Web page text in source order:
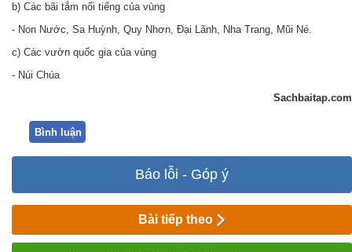
b) Các bãi tắm nổi tiếng của vùng
- Non Nước, Sa Huỳnh, Quy Nhơn, Đại Lãnh, Nha Trang, Mũi Né.
c) Các vườn quốc gia của vùng
- Núi Chúa
Sachbaitap.com
Bình luận
Báo lỗi - Góp ý
Bài tiếp theo